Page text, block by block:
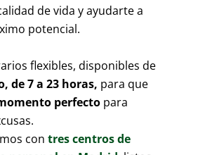
de vida y ayudarte a
potencial.
flexibles, disponibles de
de 7 a 23 horas, para que
perfectopara
con tres centros de